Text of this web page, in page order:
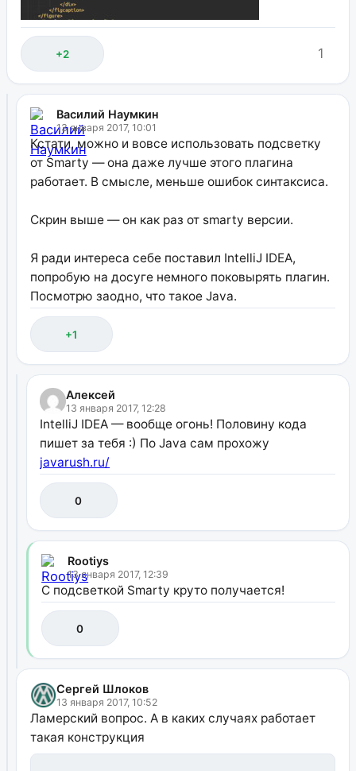
+2 1
Василий Наумкин
13 января 2017, 10:01
Кстати, можно и вовсе использовать подсветку
от Smarty — она даже лучше этого плагина
работает. В смысле, меньше ошибок синтаксиса.
Скрин выше — он как раз от smarty версии.
Я ради интереса себе поставил IntelliJ IDEA,
попробую на досуге немного поковырять плагин.
Посмотрю заодно, что такое Java.
+1
Алексей
13 января 2017, 12:28
IntelliJ IDEA — вообще огонь! Половину кода
пишет за тебя :) По Java сам прохожу
javarush.ru/
0
Rootiys
13 января 2017, 12:39
С подсветкой Smarty круто получается!
0
Сергей Шлоков
13 января 2017, 10:52
Ламерский вопрос. А в каких случаях работает
такая конструкция